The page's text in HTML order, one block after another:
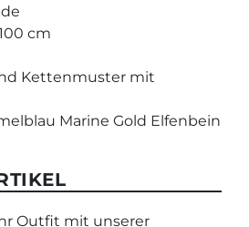
cm
Kettenmuster mit
Marine Gold Elfenbein
Outfit mit unserer